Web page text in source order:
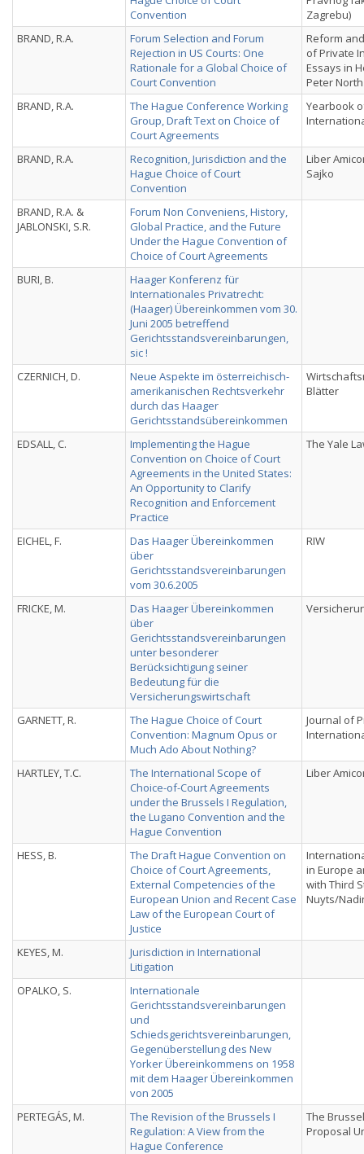
Convention
Zagrebu)
BRAND, R.A.
Forum Selection and Forum
Rejection in US Courts: One
Rationale for a Global Choice of
Court Convention
Reform
of Private
Essays in
Peter North
BRAND, R.A.
The Hague Conference Working
Group, Draft Text on Choice of
Court Agreements
Yearbook
BRAND, R.A.
Recognition, Jurisdiction and the
Hague Choice of Court
Convention
Liber
Sajko
BRAND, R.A. &
JABLONSKI, S.R.
Forum Non Conveniens, History,
Global Practice, and the Future
Under the Hague Convention of
Choice of Court Agreements
BURI, B.
Haager Konferenz für
Internationales Privatrecht:
(Haager) Übereinkommen vom 30.
Juni 2005 betreffend
Gerichtsstandsvereinbarungen,
sic !
CZERNICH, D.
Neue Aspekte im österreichisch-
amerikanischen Rechtsverkehr
durch das Haager
Gerichtsstandsübereinkommen
Blätter
EDSALL, C.
Implementing the Hague
Convention on Choice of Court
Agreements in the United States:
An Opportunity to Clarify
Recognition and Enforcement
Practice
The Yale
EICHEL, F.
Das Haager Übereinkommen
über
Gerichtsstandsvereinbarungen
vom 30.6.2005
RIW
FRICKE, M.
Das Haager Übereinkommen
über
Gerichtsstandsvereinbarungen
unter besonderer
Berücksichtigung seiner
Bedeutung für die
Versicherungswirtschaft
GARNETT, R.
The Hague Choice of Court
Convention: Magnum Opus or
Much Ado About Nothing?
Journal of
HARTLEY, T.C.
The International Scope of
Choice-of-Court Agreements
under the Brussels I Regulation,
the Lugano Convention and the
Hague Convention
Liber
HESS, B.
The Draft Hague Convention on
Choice of Court Agreements,
External Competencies of the
European Union and Recent Case
Law of the European Court of
Justice
in Europe
with Third
Nuyts/
KEYES, M.
Jurisdiction in International
Litigation
OPALKO, S.
Internationale
Gerichtsstandsvereinbarungen
und
Schiedsgerichtsvereinbarungen,
Gegenüberstellung des New
Yorker Übereinkommens on 1958
mit dem Haager Übereinkommen
von 2005
PERTEGÁS, M.
The Revision of the Brussels I
Regulation: A View from the
Hague Conference
The
Proposal